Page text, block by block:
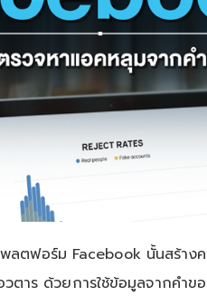
ร์ม Facebook นั้นสร้างคว
ด้วยการใช้ข้อมูลจากคำขอ